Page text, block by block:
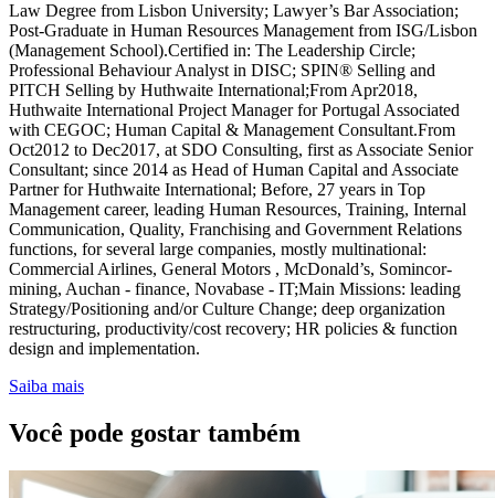
Law Degree from Lisbon University; Lawyer’s Bar Association;
Post-Graduate in Human Resources Management from ISG/Lisbon
(Management School).Certified in: The Leadership Circle;
Professional Behaviour Analyst in DISC; SPIN® Selling and
PITCH Selling by Huthwaite International;From Apr2018,
Huthwaite International Project Manager for Portugal Associated
with CEGOC; Human Capital & Management Consultant.From
Oct2012 to Dec2017, at SDO Consulting, first as Associate Senior
Consultant; since 2014 as Head of Human Capital and Associate
Partner for Huthwaite International; Before, 27 years in Top
Management career, leading Human Resources, Training, Internal
Communication, Quality, Franchising and Government Relations
functions, for several large companies, mostly multinational:
Commercial Airlines, General Motors , McDonald’s, Somincor-
mining, Auchan - finance, Novabase - IT;Main Missions: leading
Strategy/Positioning and/or Culture Change; deep organization
restructuring, productivity/cost recovery; HR policies & function
design and implementation.
Saiba mais
Você pode gostar também